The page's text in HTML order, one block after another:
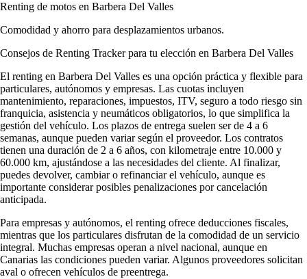
Renting de motos en Barbera Del Valles
Comodidad y ahorro para desplazamientos urbanos.
Consejos de Renting Tracker para tu elección en Barbera Del Valles
El renting en Barbera Del Valles es una opción práctica y flexible para
particulares, autónomos y empresas. Las cuotas incluyen
mantenimiento, reparaciones, impuestos, ITV, seguro a todo riesgo sin
franquicia, asistencia y neumáticos obligatorios, lo que simplifica la
gestión del vehículo. Los plazos de entrega suelen ser de 4 a 6
semanas, aunque pueden variar según el proveedor. Los contratos
tienen una duración de 2 a 6 años, con kilometraje entre 10.000 y
60.000 km, ajustándose a las necesidades del cliente. Al finalizar,
puedes devolver, cambiar o refinanciar el vehículo, aunque es
importante considerar posibles penalizaciones por cancelación
anticipada.
Para empresas y autónomos, el renting ofrece deducciones fiscales,
mientras que los particulares disfrutan de la comodidad de un servicio
integral. Muchas empresas operan a nivel nacional, aunque en
Canarias las condiciones pueden variar. Algunos proveedores solicitan
aval o ofrecen vehículos de preentrega.